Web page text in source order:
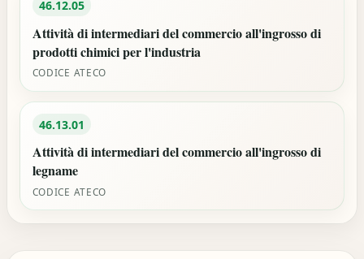
46.12.05
Attività di intermediari del commercio all'ingrosso di
prodotti chimici per l'industria
CODICE ATECO
46.13.01
Attività di intermediari del commercio all'ingrosso di
legname
CODICE ATECO